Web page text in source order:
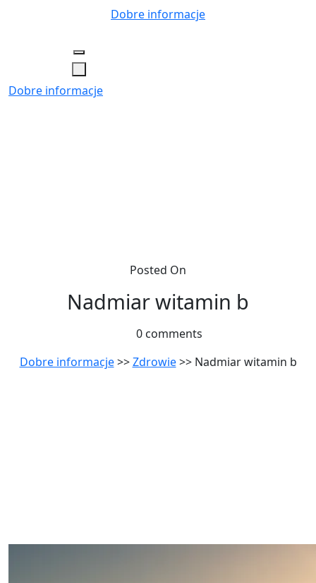
Dobre informacje
Dobre informacje
Posted On
Nadmiar witamin b
0 comments
Dobre informacje>>Zdrowie>> Nadmiar witamin b